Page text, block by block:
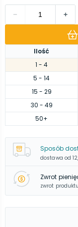
Ilość
1 - 4
5 - 14
15 - 29
30 - 49
50+
Sposób
dostawa od
Zwrot
zwrot